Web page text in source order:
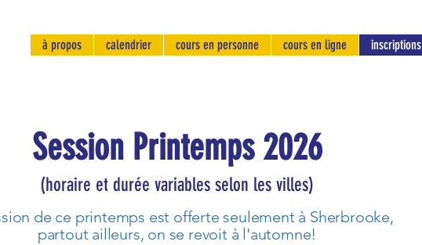
à propos
calendrier cours en personne cours en ligne inscriptions
Session Printemps 2026
(horaire et durée variables selon les villes)
de ce printemps est offerte seulement à Sherbrooke,
partout ailleurs, on se revoit à l'automne!